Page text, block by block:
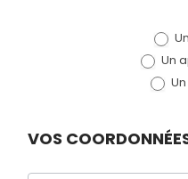
Un
VOS